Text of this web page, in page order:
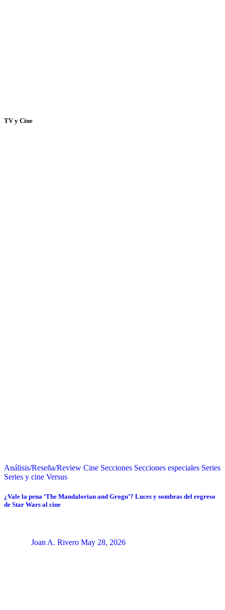
TV y Cine
Análisis/Reseña/Review Cine Secciones Secciones especiales Series
Series y cine Versus
¿Vale la pena ‘The Mandalorian and Grogu’? Luces y sombras del regreso
de Star Wars al cine
Joan A. Rivero May 28, 2026